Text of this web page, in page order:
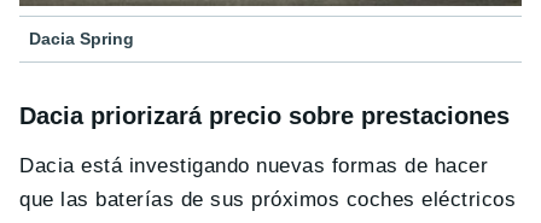
Dacia Spring
Dacia priorizará precio sobre prestaciones
Dacia está investigando nuevas formas de hacer
que las baterías de sus próximos coches eléctricos